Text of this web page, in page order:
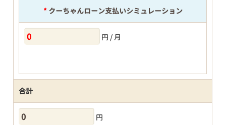
*クーちゃんローン支払いシミュレーション
円 / 月
合計
円